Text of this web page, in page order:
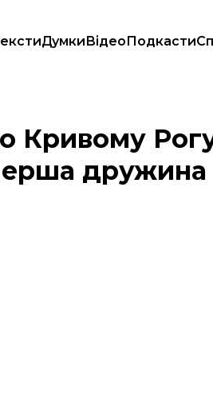
ДумкиВідеоПодкасти
другу кохану. Перша дружина померла в
Кривому